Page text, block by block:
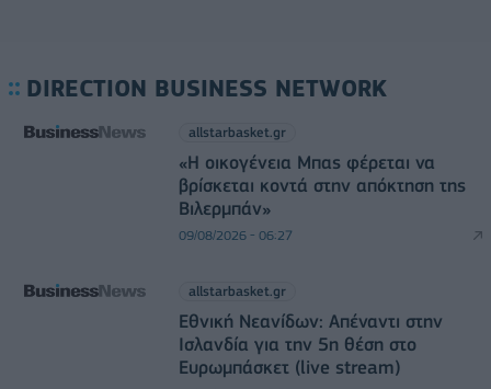
DIRECTION BUSINESS NETWORK
allstarbasket.gr
«Η οικογένεια Μπας φέρεται να
βρίσκεται κοντά στην απόκτηση της
Βιλερμπάν»
09/08/2026 - 06:27
allstarbasket.gr
Εθνική Νεανίδων: Απέναντι στην
Ισλανδία για την 5η θέση στο
Ευρωμπάσκετ (live stream)